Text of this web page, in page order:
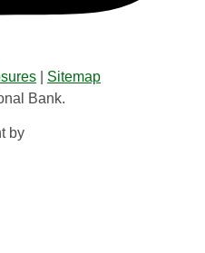
Sitemap
Bank.
by